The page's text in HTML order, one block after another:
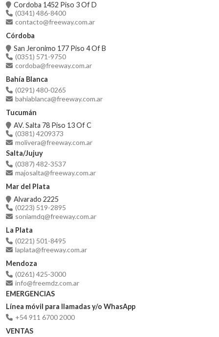
Cordoba 1452 Piso 3 Of D
(0341) 486-8400
contacto@freeway.com.ar
Córdoba
San Jeronimo 177 Piso 4 Of B
(0351) 571-9750
cordoba@freeway.com.ar
Bahía Blanca
(0291) 480-0265
bahiablanca@freeway.com.ar
Tucumán
AV. Salta 78 Piso 13 Of C
(0381) 4209373
molivera@freeway.com.ar
Salta/Jujuy
(0387) 482-3537
majosalta@freeway.com.ar
Mar del Plata
Alvarado 2225
(0223) 519-2895
soniamdq@freeway.com.ar
La Plata
(0221) 501-8495
laplata@freeway.com.ar
Mendoza
(0261) 425-3000
info@freemdz.com.ar
EMERGENCIAS
Línea móvil para llamadas y/o WhasApp
+54 911 6700 2000
VENTAS